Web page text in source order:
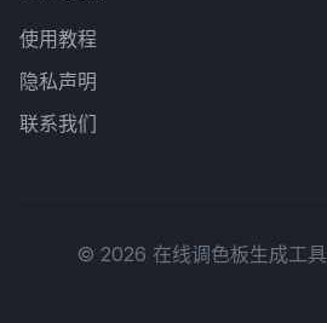
使用教程
隐私声明
联系我们
© 2026 在线调色板生成工具